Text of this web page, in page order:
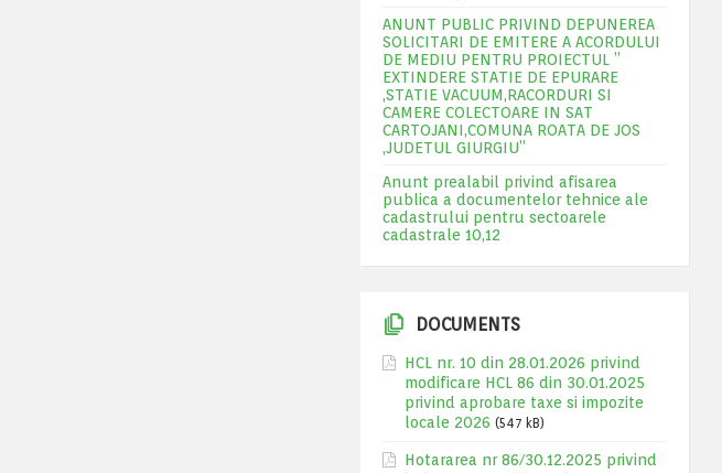
ANUNT PUBLIC PRIVIND DEPUNEREA
SOLICITARI DE EMITERE A ACORDULUI
DE MEDIU PENTRU PROIECTUL ”
EXTINDERE STATIE DE EPURARE
,STATIE VACUUM,RACORDURI SI
CAMERE COLECTOARE IN SAT
CARTOJANI,COMUNA ROATA DE JOS
,JUDETUL GIURGIU”
Anunt prealabil privind afisarea
publica a documentelor tehnice ale
cadastrului pentru sectoarele
cadastrale 10,12
DOCUMENTS
HCL nr. 10 din 28.01.2026 privind
modificare HCL 86 din 30.01.2025
privind aprobare taxe si impozite
locale 2026 (547 kB)
Hotararea nr 86/30.12.2025 privind